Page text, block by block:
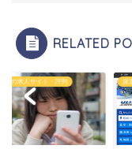
RELATED
社の求人サイト・評判 派